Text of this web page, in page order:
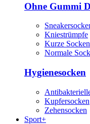
Ohne Gummi
Kniestrümpfe
Kurze Socken
Normale
Hygienesocken
Kupfersocken
Zehensocken
Sport+